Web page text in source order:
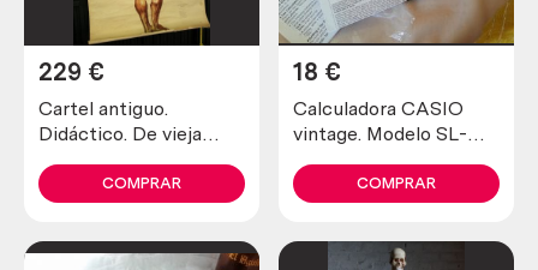
Cartel antiguo.
Didáctico. De vieja
Sistema muscular.
229 €
COMPRAR
Calculadora CASIO
vintage. Modelo SL-
18 €
COMPRAR